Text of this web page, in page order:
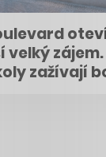
velký
zažívají